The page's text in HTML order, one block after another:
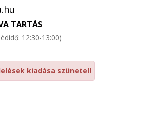
TARTÁS
12:30-13:00)
kiadása szünetel!